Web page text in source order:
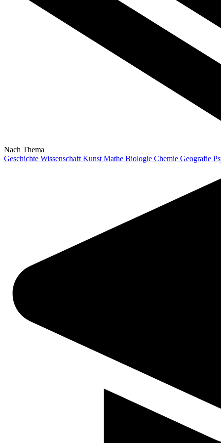
Nach Thema
Geschichte Wissenschaft Kunst Mathe Biologie Chemie Geografie